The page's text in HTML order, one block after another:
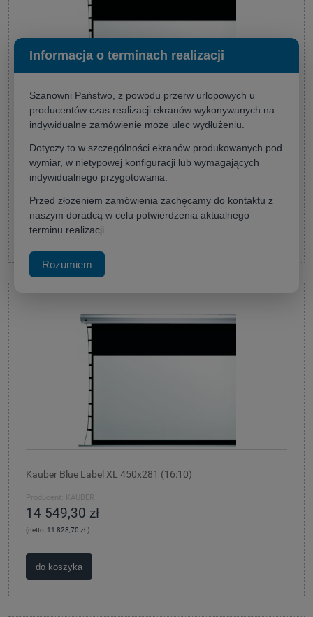
Producent: KAUBER
12 762,55 zł
do koszyka
Kauber Blue Label XL 450x281 (16:10)
Producent: KAUBER
14 549,30 zł
(netto: 11 828,70 zł)
do koszyka
Informacja o terminach realizacji
Szanowni Państwo, z powodu przerw urlopowych u
producentów czas realizacji ekranów wykonywanych na
indywidualne zamówienie może ulec wydłużeniu.
Dotyczy to w szczególności ekranów produkowanych pod
wymiar, w nietypowej konfiguracji lub wymagających
indywidualnego przygotowania.
Przed złożeniem zamówienia zachęcamy do kontaktu z
naszym doradcą w celu potwierdzenia aktualnego
terminu realizacji.
Rozumiem